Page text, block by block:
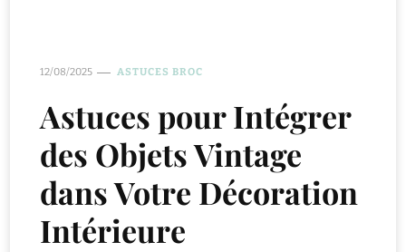
12/08/2025 ASTUCES BROC
Astuces pour Intégrer
des Objets Vintage
dans Votre Décoration
Intérieure